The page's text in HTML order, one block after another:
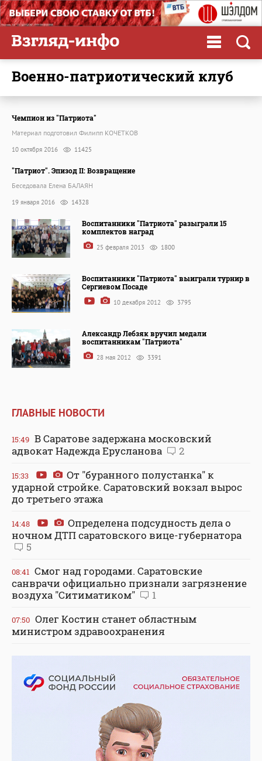
военно-патриотический клуб
Чемпион из "Патриота"
Материал подготовил Филипп КОЧЕТКОВ
10 октября 2016 11425
"Патриот". Эпизод II: Возвращение
Беседовала Елена БАЛАЯН
19 января 2016 14328
Воспитанники "Патриота" разыграли 15
комплектов наград
25 февраля 2013 1800
Воспитанники "Патриота" выиграли турнир в
Сергиевом Посаде
10 декабря 2012 3795
Александр Лебзяк вручил медали
воспитанникам "Патриота"
28 мая 2012 3391
ГЛАВНЫЕ НОВОСТИ
15:49 В Саратове задержана московский
адвокат Надежда Ерусланова
2
15:33
От "буранного полустанка" к
ударной стройке. Саратовский вокзал вырос
до третьего этажа
14:48
Определена подсудность дела о
ночном ДТП саратовского вице-губернатора
5
08:41 Смог над городами. Саратовские
санврачи официально признали загрязнение
воздуха "Ситиматиком"
1
07:50 Олег Костин станет областным
министром здравоохранения